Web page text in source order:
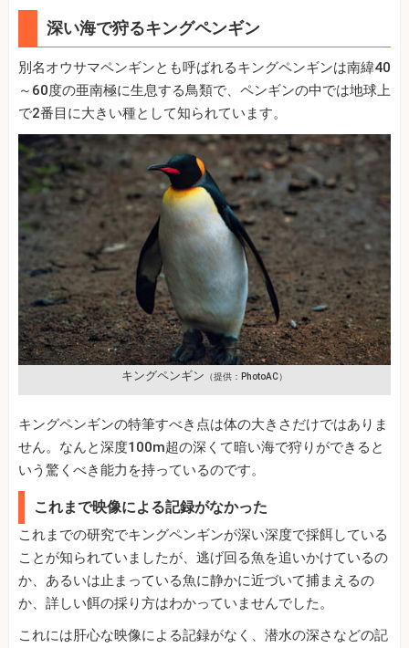
深い海で狩るキングペンギン
別名オウサマペンギンとも呼ばれるキングペンギンは南緯40
～60度の亜南極に生息する鳥類で、ペンギンの中では地球上
で2番目に大きい種として知られています。
キングペンギン （提供：PhotoAC）
キングペンギンの特筆すべき点は体の大きさだけではありま
せん。なんと深度100m超の深くて暗い海で狩りができると
いう驚くべき能力を持っているのです。
これまで映像による記録がなかった
これまでの研究でキングペンギンが深い深度で採餌している
ことが知られていましたが、逃げ回る魚を追いかけているの
か、あるいは止まっている魚に静かに近づいて捕まえるの
か、詳しい餌の採り方はわかっていませんでした。
これには肝心な映像による記録がなく、潜水の深さなどの記